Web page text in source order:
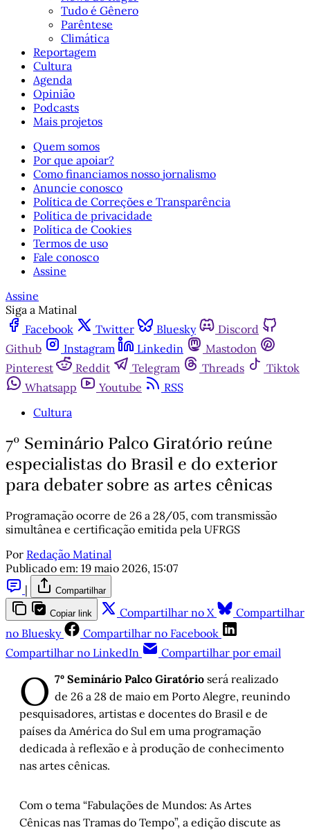
Tudo é Gênero
Parêntese
Climática
Reportagem
Cultura
Agenda
Opinião
Podcasts
Mais projetos
Quem somos
Por que apoiar?
Como financiamos nosso jornalismo
Anuncie conosco
Política de Correções e Transparência
Política de privacidade
Política de Cookies
Termos de uso
Fale conosco
Assine
Assine
Siga a Matinal
Facebook
Twitter Bluesky
Discord
Github
Instagram Linkedin
Mastodon
Pinterest
Reddit Telegram Threads
Tiktok
Whatsapp
Youtube
RSS
Cultura
7º Seminário Palco Giratório reúne
especialistas do Brasil e do exterior
para debater sobre as artes cênicas
Programação ocorre de 26 a 28/05, com transmissão
simultânea e certificação emitida pela UFRGS
Por Redação Matinal
Publicado em: 19 maio 2026, 15:07
|
Compartilhar
Copiar link Compartilhar no X
Compartilhar
no Bluesky
Compartilhar no Facebook
Compartilhar no LinkedIn
Compartilhar por email
O 7º Seminário Palco Giratório será realizado
de 26 a 28 de maio em Porto Alegre, reunindo
pesquisadores, artistas e docentes do Brasil e de
países da América do Sul em uma programação
dedicada à reflexão e à produção de conhecimento
nas artes cênicas.
Com o tema “Fabulações de Mundos: As Artes
Cênicas nas Tramas do Tempo”, a edição discute as